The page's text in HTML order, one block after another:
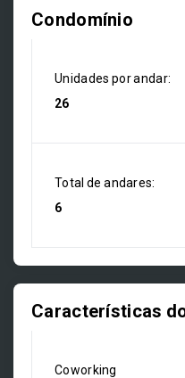
Condomínio
Unidades por andar:
26
Total de andares:
6
Características
Coworking